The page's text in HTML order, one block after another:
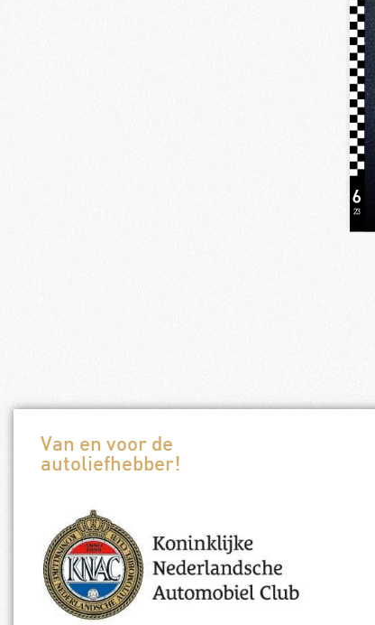
Van en voor de
autoliefhebber!